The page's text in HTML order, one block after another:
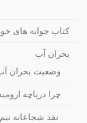
کتاب جوانه های
بحران آب
وضعیت بحران
چرا دریاچه
نقد شجاعانه